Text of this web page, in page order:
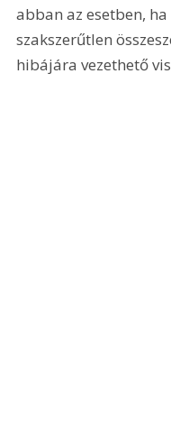
abban az esetben,
szakszerűtlen
hibájára vezethető